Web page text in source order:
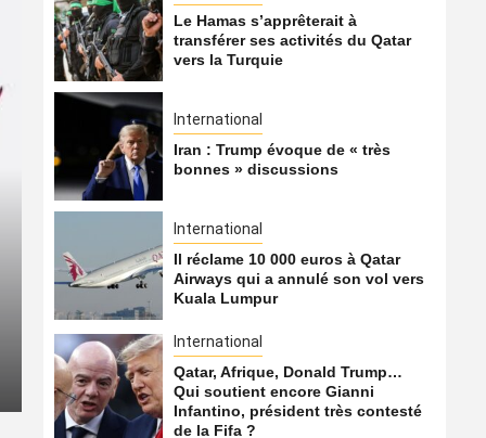
Le Hamas s’apprêterait
Qatar vers la Turquie
5 août 2026 Qatarien
Le Hamas s’apprêterait à
transférer ses activités du Qatar
vers la Turquie
International
Iran : Trump évoque de « très
bonnes » discussions
International
Il réclame 10 000 euros à Qatar
Airways qui a annulé son vol vers
Kuala Lumpur
International
Qatar, Afrique, Donald Trump…
Qui soutient encore Gianni
Infantino, président très contesté
de la Fifa ?